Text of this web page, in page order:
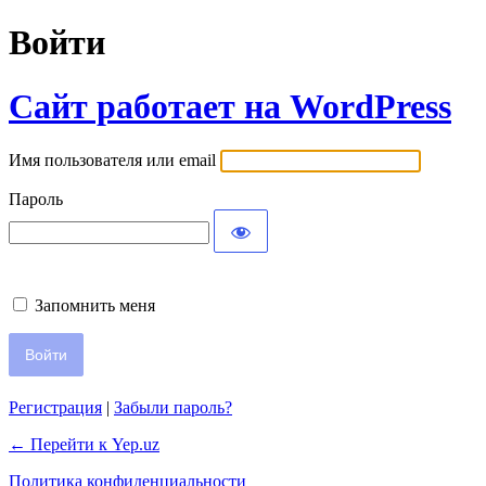
Войти
Сайт работает на WordPress
Имя пользователя или email
Пароль
Запомнить меня
Регистрация | Забыли пароль?
← Перейти к Yep.uz
Политика конфиденциальности